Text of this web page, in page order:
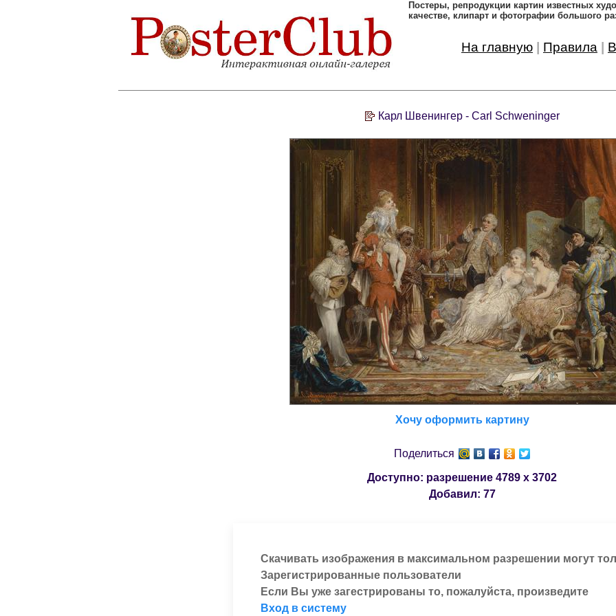
Постеры, pепродукции картин известных
качестве, клипарт и фотографии большого
На главную Правила
Карл Швенингер - Carl Schweninger
Хочу оформить картину
Поделиться
Доступно: разрешение 4789 x 3702
Добавил: 77
Скачивать изображения в максимальном разрешении могут
Зарегистрированные пользователи
Если Вы уже загестрированы то, пожалуйста, произведите
Вход в систему